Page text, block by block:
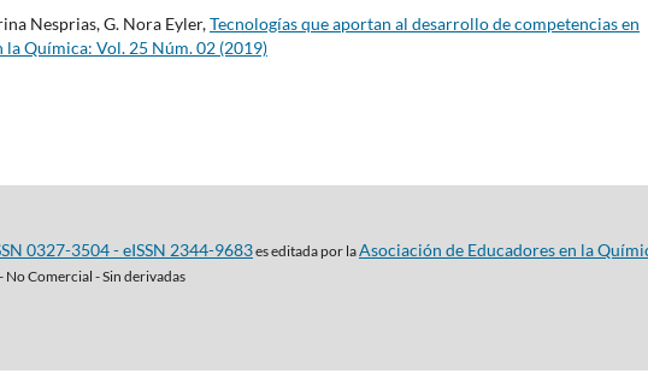
Nesprias, G. Nora Eyler,Tecnologías que aportan al desarrollo de competencias en
la Química: Vol. 25 Núm. 02 (2019)
0327-3504 - eISSN 2344-9683es editada por laAsociación de Educadores en la
Comercial - Sin derivadas